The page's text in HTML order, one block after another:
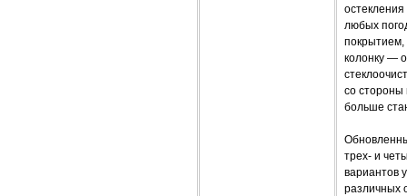
любых
покрытием,
колонку —
со стороны
больше
трех- и
вариантов
различных